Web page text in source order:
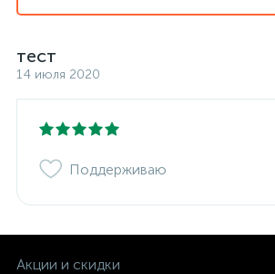
тест
14 июля 2020
Поддерживаю
Акции и скидки